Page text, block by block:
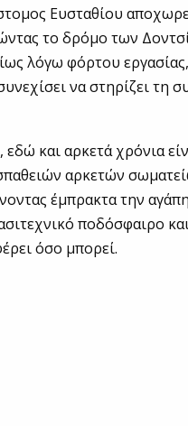
Ευσταθίου
το δρόμο των
λόγω φόρτου
να στηρίζει τη
εδώ και αρκετά χρόνια
αρκετών
έμπρακτα την
ποδόσφαιρο
όσο μπορεί.